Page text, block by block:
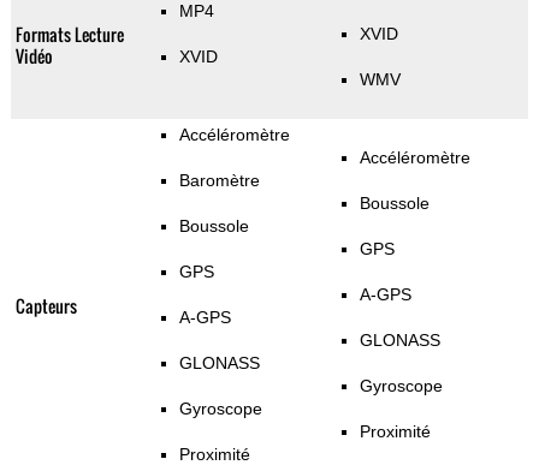
Formats Lecture
Vidéo
MP4
XVID
XVID
WMV
Capteurs
Accéléromètre
Baromètre
Boussole
GPS
A-GPS
GLONASS
Gyroscope
Proximité
Accéléromètre
Boussole
GPS
A-GPS
GLONASS
Gyroscope
Proximité